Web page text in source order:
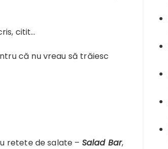
citit…
că nu vreau să trăiesc
retete de salate – Salad Bar,